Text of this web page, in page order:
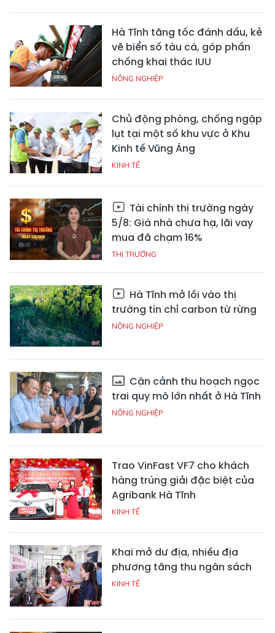
Hà Tĩnh tăng tốc đánh dấu, kẻ
vẽ biển số tàu cá, góp phần
chống khai thác IUU
NÔNG NGHIỆP
Chủ động phòng, chống ngập
lụt tại một số khu vực ở Khu
Kinh tế Vũng Áng
KINH TẾ
Tài chính thị trường ngày
5/8: Giá nhà chưa hạ, lãi vay
mua đã chạm 16%
THỊ TRƯỜNG
Hà Tĩnh mở lối vào thị
trường tín chỉ carbon từ rừng
NÔNG NGHIỆP
Cận cảnh thu hoạch ngọc
trai quy mô lớn nhất ở Hà Tĩnh
NÔNG NGHIỆP
Trao VinFast VF7 cho khách
hàng trúng giải đặc biệt của
Agribank Hà Tĩnh
KINH TẾ
Khai mở dư địa, nhiều địa
phương tăng thu ngân sách
KINH TẾ